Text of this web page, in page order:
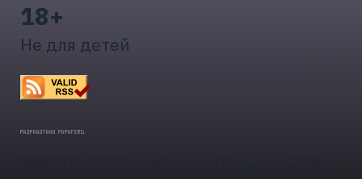
18+
Не для детей